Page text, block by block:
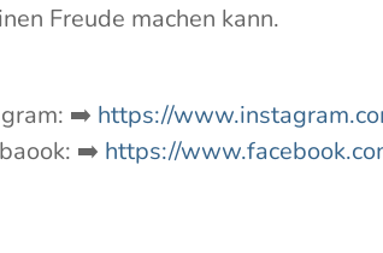
Freude machen kann.
➡️ https://
➡️ https://